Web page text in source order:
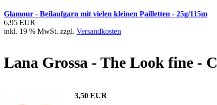
Glamour - Beilaufgarn mit vielen kleinen Pailletten - 25g/115m
6,95 EUR
inkl. 19 % MwSt. zzgl. Versandkosten
Lana Grossa - The Look fine -
3,50 EUR